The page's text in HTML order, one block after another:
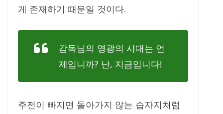
게 존재하기 때문일 것이다.
감독님의 영광의 시대는 언
제입니까? 난, 지금입니다!
주전이 빠지면 돌아가지 않는 습자지처럼